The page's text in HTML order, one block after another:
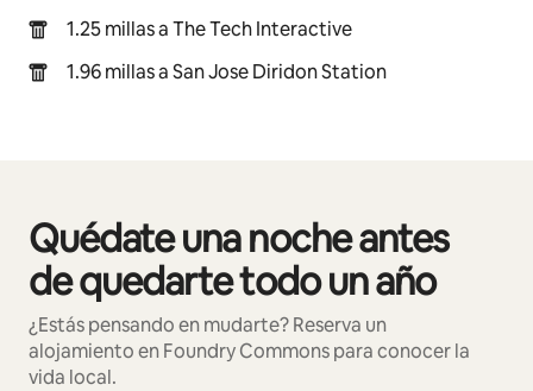
1.25 millas a The Tech Interactive
1.96 millas a San Jose Diridon Station
Quédate una noche antes
de quedarte todo un año
¿Estás pensando en mudarte? Reserva un
alojamiento en Foundry Commons para conocer la
vida local.
Se muestran0 de 0 elementos